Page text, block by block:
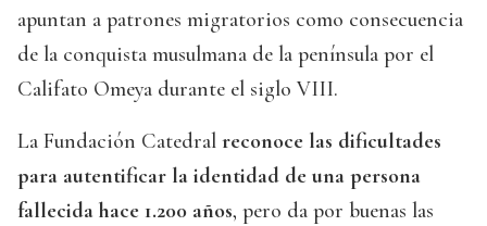
apuntan a patrones migratorios como consecuencia
de la conquista musulmana de la península por el
Califato Omeya durante el siglo VIII.
La Fundación Catedral reconoce las dificultades
para autentificar la identidad de una persona
fallecida hace 1.200 años, pero da por buenas las